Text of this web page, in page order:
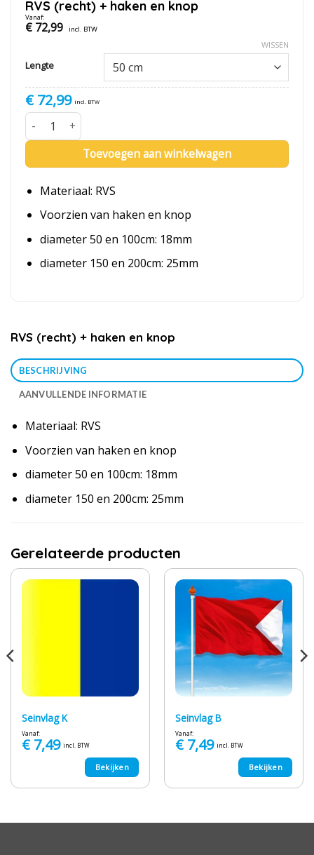
RVS (recht) + haken en knop
Vanaf:
€72,99 incl. BTW
Lengte
WISSEN
€72,99 incl. BTW
RVS (recht) + haken en knop aantal
Toevoegen aan winkelwagen
Materiaal: RVS
Voorzien van haken en knop
diameter 50 en 100cm: 18mm
diameter 150 en 200cm: 25mm
RVS (recht) + haken en knop
BESCHRIJVING
AANVULLENDE INFORMATIE
Materiaal: RVS
Voorzien van haken en knop
diameter 50 en 100cm: 18mm
diameter 150 en 200cm: 25mm
Gerelateerde producten
Seinvlag K
Vanaf:
€7,49 incl. BTW
Bekijken
Seinvlag B
Vanaf:
€7,49 incl. BTW
Bekijken